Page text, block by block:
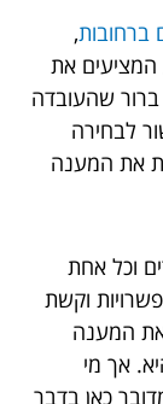
ברחובות,
המציעים את
ברור שהעובדה
לבחירה
את המענה
וכל אחת
וקשת
המענה
אך מי
כאן בדבר